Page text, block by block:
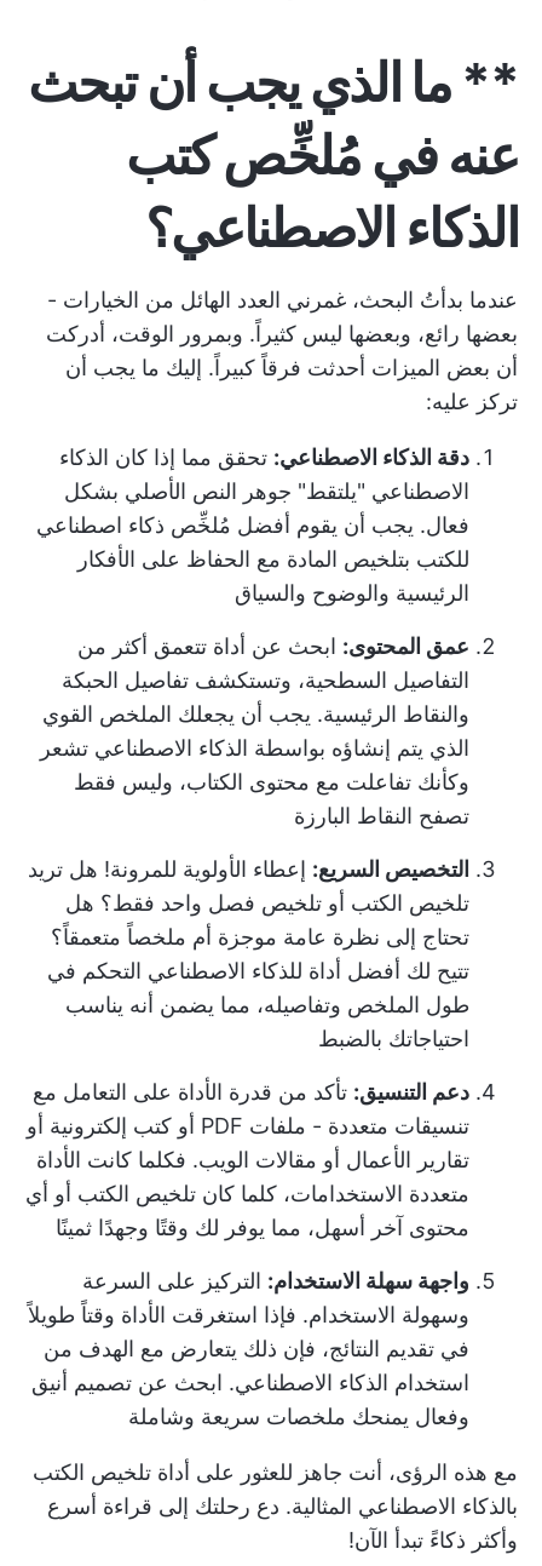
** ما الذي يجب أن تبحث
عنه في مُلخِّص كتب
الذكاء الاصطناعي؟
عندما بدأتُ البحث، غمرني العدد الهائل من الخيارات -
بعضها رائع، وبعضها ليس كثيراً. وبمرور الوقت، أدركت
أن بعض الميزات أحدثت فرقاً كبيراً. إليك ما يجب أن
تركز عليه:
دقة الذكاء الاصطناعي: تحقق مما إذا كان الذكاء
الاصطناعي "يلتقط" جوهر النص الأصلي بشكل
فعال. يجب أن يقوم أفضل مُلخِّص ذكاء اصطناعي
للكتب بتلخيص المادة مع الحفاظ على الأفكار
الرئيسية والوضوح والسياق
عمق المحتوى: ابحث عن أداة تتعمق أكثر من
التفاصيل السطحية، وتستكشف تفاصيل الحبكة
والنقاط الرئيسية. يجب أن يجعلك الملخص القوي
الذي يتم إنشاؤه بواسطة الذكاء الاصطناعي تشعر
وكأنك تفاعلت مع محتوى الكتاب، وليس فقط
تصفح النقاط البارزة
التخصيص السريع: إعطاء الأولوية للمرونة! هل تريد
تلخيص الكتب أو تلخيص فصل واحد فقط؟ هل
تحتاج إلى نظرة عامة موجزة أم ملخصاً متعمقاً؟
تتيح لك أفضل أداة للذكاء الاصطناعي التحكم في
طول الملخص وتفاصيله، مما يضمن أنه يناسب
احتياجاتك بالضبط
دعم التنسيق: تأكد من قدرة الأداة على التعامل مع
تنسيقات متعددة - ملفات PDF أو كتب إلكترونية أو
تقارير الأعمال أو مقالات الويب. فكلما كانت الأداة
متعددة الاستخدامات، كلما كان تلخيص الكتب أو أي
محتوى آخر أسهل، مما يوفر لك وقتًا وجهدًا ثمينًا
واجهة سهلة الاستخدام: التركيز على السرعة
وسهولة الاستخدام. فإذا استغرقت الأداة وقتاً طويلاً
في تقديم النتائج، فإن ذلك يتعارض مع الهدف من
استخدام الذكاء الاصطناعي. ابحث عن تصميم أنيق
وفعال يمنحك ملخصات سريعة وشاملة
مع هذه الرؤى، أنت جاهز للعثور على أداة تلخيص الكتب
بالذكاء الاصطناعي المثالية. دع رحلتك إلى قراءة أسرع
وأكثر ذكاءً تبدأ الآن!